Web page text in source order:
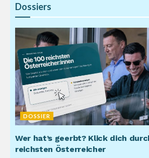
Dossiers
DOSSIER
Wer hat’s geerbt? Klick dich
reichsten Österreicher